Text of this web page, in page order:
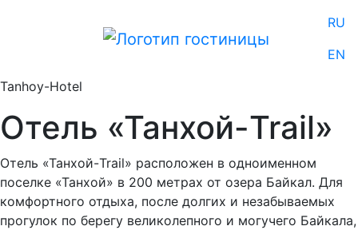
RU
EN
Tanhoy-Hotel
Отель «Танхой-Trail»
Отель «Танхой-Trail» расположен в одноименном
поселке «Танхой» в 200 метрах от озера Байкал. Для
комфортного отдыха, после долгих и незабываемых
прогулок по берегу великолепного и могучего Байкала,